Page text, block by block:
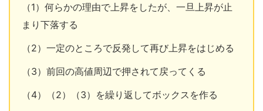
（1）何らかの理由で上昇をしたが、一旦上昇が止
まり下落する
（2）一定のところで反発して再び上昇をはじめる
（3）前回の高値周辺で押されて戻ってくる
（4）（2）（3）を繰り返してボックスを作る